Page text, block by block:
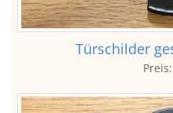
Türschilder
Preis: